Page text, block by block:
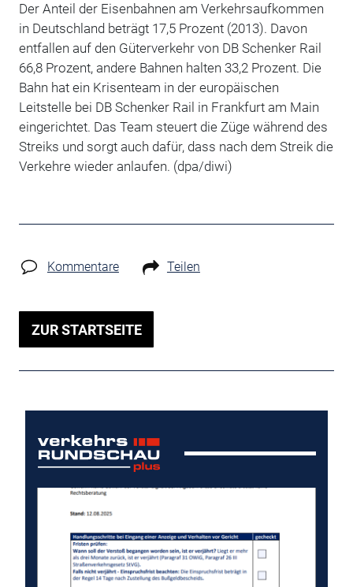
Der Anteil der Eisenbahnen am Verkehrsaufkommen
in Deutschland beträgt 17,5 Prozent (2013). Davon
entfallen auf den Güterverkehr von DB Schenker Rail
66,8 Prozent, andere Bahnen halten 33,2 Prozent. Die
Bahn hat ein Krisenteam in der europäischen
Leitstelle bei DB Schenker Rail in Frankfurt am Main
eingerichtet. Das Team steuert die Züge während des
Streiks und sorgt auch dafür, dass nach dem Streik die
Verkehre wieder anlaufen. (dpa/diwi)
Kommentare Teilen
ZUR STARTSEITE